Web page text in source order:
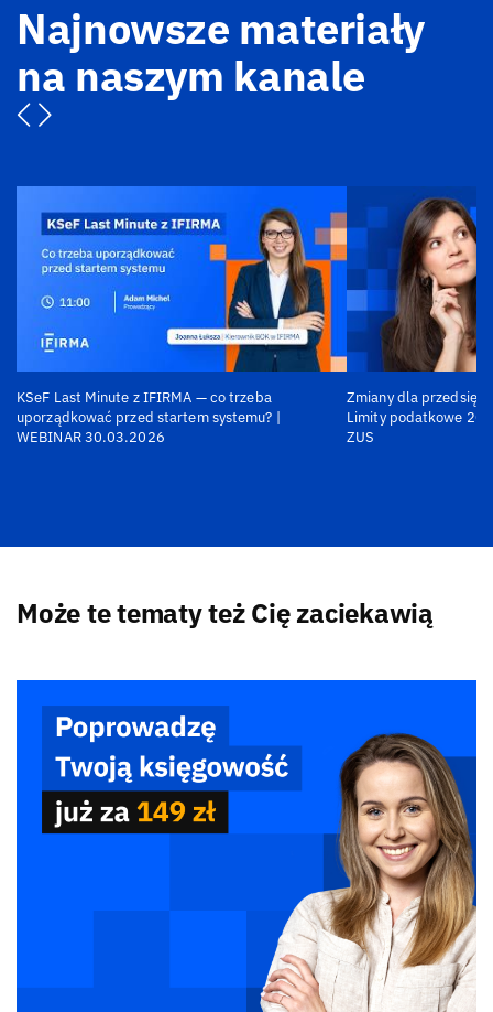
Najnowsze materiały
na naszym kanale
KSeF Last Minute z IFIRMA — co trzeba
uporządkować przed startem systemu? |
WEBINAR 30.03.2026
Zmiany dla
Limity podatkowe
ZUS
Może te tematy też Cię zaciekawią